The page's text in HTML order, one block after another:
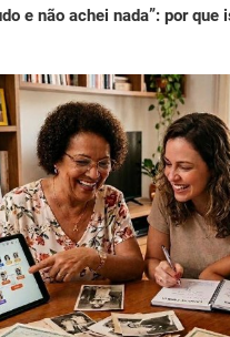
e não achei nada”: por que